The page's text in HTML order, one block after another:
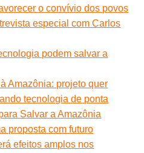
o convívio dos povos
especial com Carlos
podem salvar a
Amazônia: projeto quer
tecnologia de ponta
Salvar a Amazônia
proposta com futuro
efeitos amplos nos